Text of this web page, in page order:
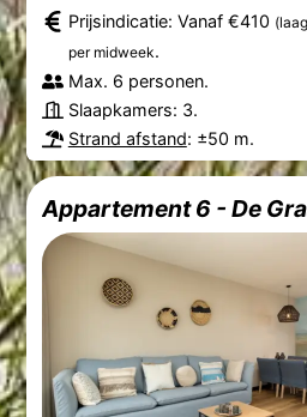
Prijsindicatie: Vanaf €410
per midweek.
Max. 6 personen.
Slaapkamers: 3.
Strand afstand: ±50 m.
Appartement 6 - De